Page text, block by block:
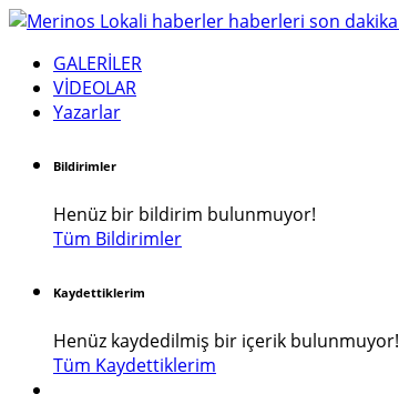
GALERİLER
VİDEOLAR
Yazarlar
Bildirimler
Henüz bir bildirim bulunmuyor!
Tüm Bildirimler
Kaydettiklerim
Henüz kaydedilmiş bir içerik bulunmuyor!
Tüm Kaydettiklerim